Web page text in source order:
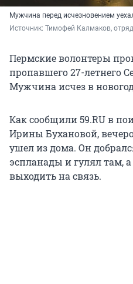
Мужчина перед исчезновением
Источник: Тимофей Калмаков,
Пермские волонтеры
пропавшего 27-летнего
Мужчина исчез в
Как сообщили 59.RU в
Ирины Бухановой,
ушел из дома. Он
эспланады и гулял там,
выходить на связь.